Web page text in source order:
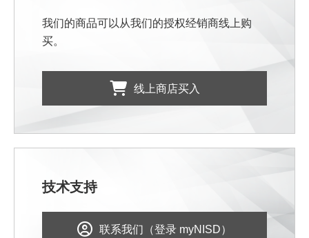
我们的商品可以从我们的授权经销商线上购
买。
线上商店买入
技术支持
联系我们（登录 myNISD）